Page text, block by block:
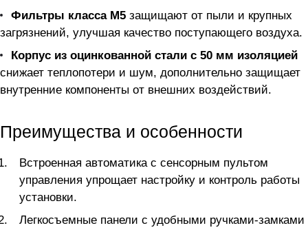
Фильтры класса M5 защищают от пыли и крупных
загрязнений, улучшая качество поступающего воздуха.
Корпус из оцинкованной стали с 50 мм изоляцией
снижает теплопотери и шум, дополнительно защищает
внутренние компоненты от внешних воздействий.
Преимущества и особенности
Встроенная автоматика с сенсорным пультом
управления упрощает настройку и контроль работы
установки.
Легкосъемные панели с удобными ручками-замками